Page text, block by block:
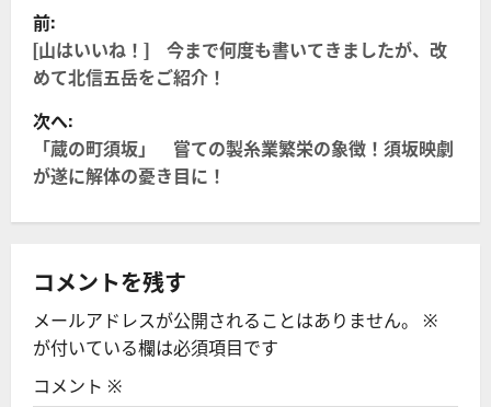
投
稿
ナ
ビ
ゲ
シ
ョ
ン
前:
[山はいいね！] 今まで何度も書いてきましたが、改
めて北信五岳をご紹介！
次へ:
「蔵の町須坂」 嘗ての製糸業繁栄の象徴！須坂映劇
が遂に解体の憂き目に！
コメントを残す
メールアドレスが公開されることはありません。
※
が付いている欄は必須項目です
コメント ※